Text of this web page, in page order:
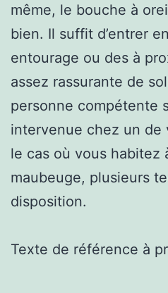
même, le bouche à
bien. Il suffit d’entrer
entourage ou des à
assez rassurante de
personne compétente
intervenue chez un de
le cas où vous habitez
maubeuge, plusieurs
disposition.
Texte de référence à